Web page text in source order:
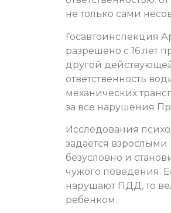
не только сами
Госавтоинспекция
разрешено с 16 лет
другой
ответственность
механических
за все нарушения
Исследования
задается
безусловно и
чужого поведения.
нарушают ПДД, то
ребенком.